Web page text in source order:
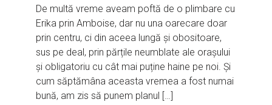
De multă vreme aveam poftă de o plimbare cu
Erika prin Amboise, dar nu una oarecare doar
prin centru, ci din aceea lungă și obositoare,
sus pe deal, prin părțile neumblate ale orașului
și obligatoriu cu cât mai puține haine pe noi. Și
cum săptămâna aceasta vremea a fost numai
bună, am zis să punem planul […]